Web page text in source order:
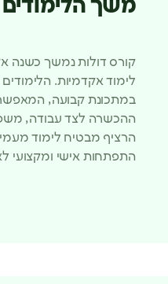
משך הלימודים
לימוד אקדמיות.
במתכונת קבועה,
ההכשרה לצד עבודה,
הרציף מבטיח לימוד
התפתחות אישי ומקצועי